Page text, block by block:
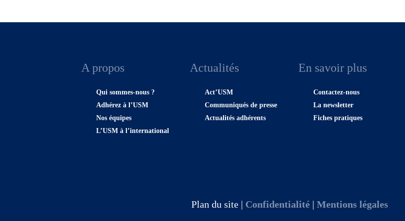
A propos
Qui sommes-nous ?
Adhérez à l’USM
Nos équipes
L’USM à l’international
Actualités
Act’USM
Communiqués de presse
Actualités adhérents
En savoir plus
Contactez-nous
La newsletter
Fiches pratiques
Plan du site | Confidentialité |Mentions légales